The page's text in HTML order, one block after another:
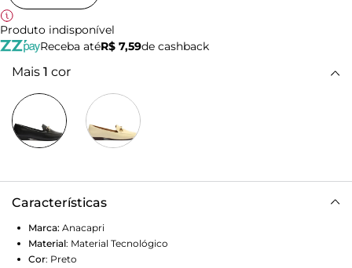
Produto indisponível
Receba atéR$ 7,59de cashback
Mais 1 cor
Características
Marca: Anacapri
Material: Material Tecnológico
Cor: Preto